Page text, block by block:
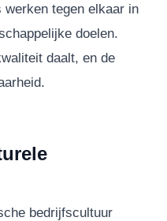
werken tegen elkaar in
doelen.
daalt, en de
bedrijfscultuur